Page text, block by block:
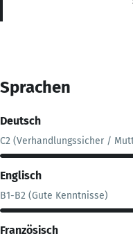
Sprachen
Deutsch
C2 (Verhandlungssicher /
Englisch
B1-B2 (Gute Kenntnisse)
Französisch